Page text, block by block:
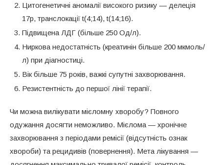
Цитогенетичні аномалії високого ризику — делеція
17p, транслокації t(4;14), t(14;16).
Підвищена ЛДГ (більше 250 Од/л).
Ниркова недостатність (креатинін більше 200 мкмоль/
л) при діагностиці.
Вік більше 75 років, важкі супутні захворювання.
Резистентність до першої лінії терапії.
Чи можна вилікувати мієломну хворобу? Повного
одужання досягти неможливо. Мієлома — хронічне
захворювання з періодами ремісії (відсутність ознак
хвороби) та рецидивів (повернення). Мета лікування —